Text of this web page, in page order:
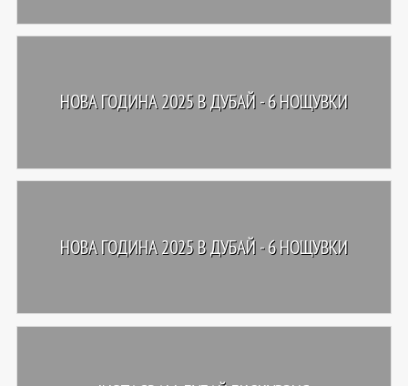
НОВА ГОДИНА 2025 В ДУБАЙ - 6 НОЩУВКИ
НОВА ГОДИНА 2025 В ДУБАЙ - 6 НОЩУВКИ